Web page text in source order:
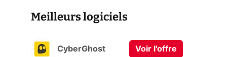
Meilleurs logiciels
CyberGhost Voir l'offre